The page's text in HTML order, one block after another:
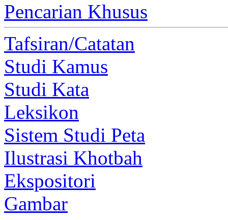
Pencarian Khusus
Tafsiran/Catatan
Studi Kamus
Studi Kata
Leksikon
Sistem Studi Peta
Ilustrasi Khotbah
Ekspositori
Gambar